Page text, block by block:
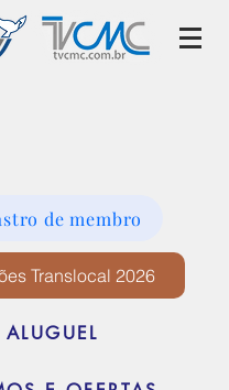
de membro
Translocal 2026
ALUGUEL